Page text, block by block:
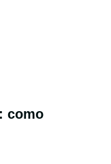
como